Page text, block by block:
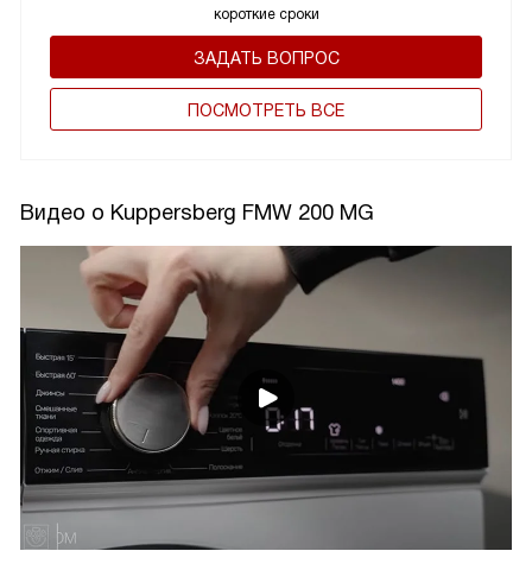
короткие сроки
ЗАДАТЬ ВОПРОС
ПОCМОТРЕТЬ ВСЕ
Видео о Kuppersberg FMW 200 MG